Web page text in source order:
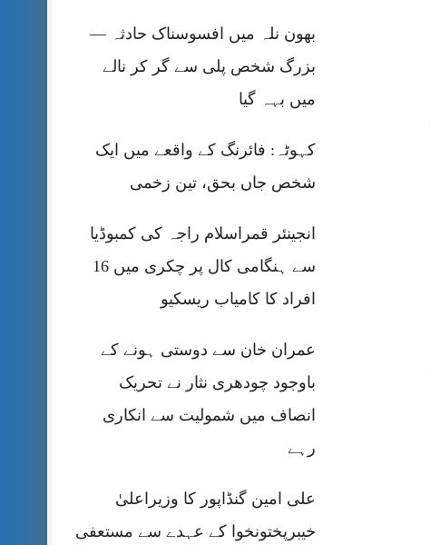
بھون نلہ میں افسوسناک حادثہ —
بزرگ شخص پلی سے گر کر نالے
میں بہہ گیا
کہوٹہ: فائرنگ کے واقعے میں ایک
شخص جاں بحق، تین زخمی
انجینئر قمراسلام راجہ کی کمبوڈیا
سے ہنگامی کال پر چکری میں 16
افراد کا کامیاب ریسکیو
عمران خان سے دوستی ہونے کے
باوجود چودھری نثار نے تحریک
انصاف میں شمولیت سے انکاری
رہے
علی امین گنڈاپور کا وزیراعلیٰ
خیبرپختونخوا کے عہدے سے مستعفی